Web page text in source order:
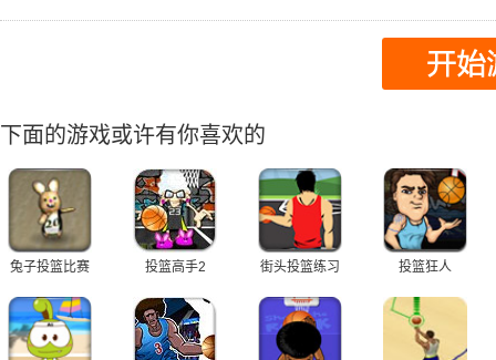
下面的游戏或许有你喜欢的
兔子投篮比赛 投篮高手2 街头投篮练习 投篮狂人